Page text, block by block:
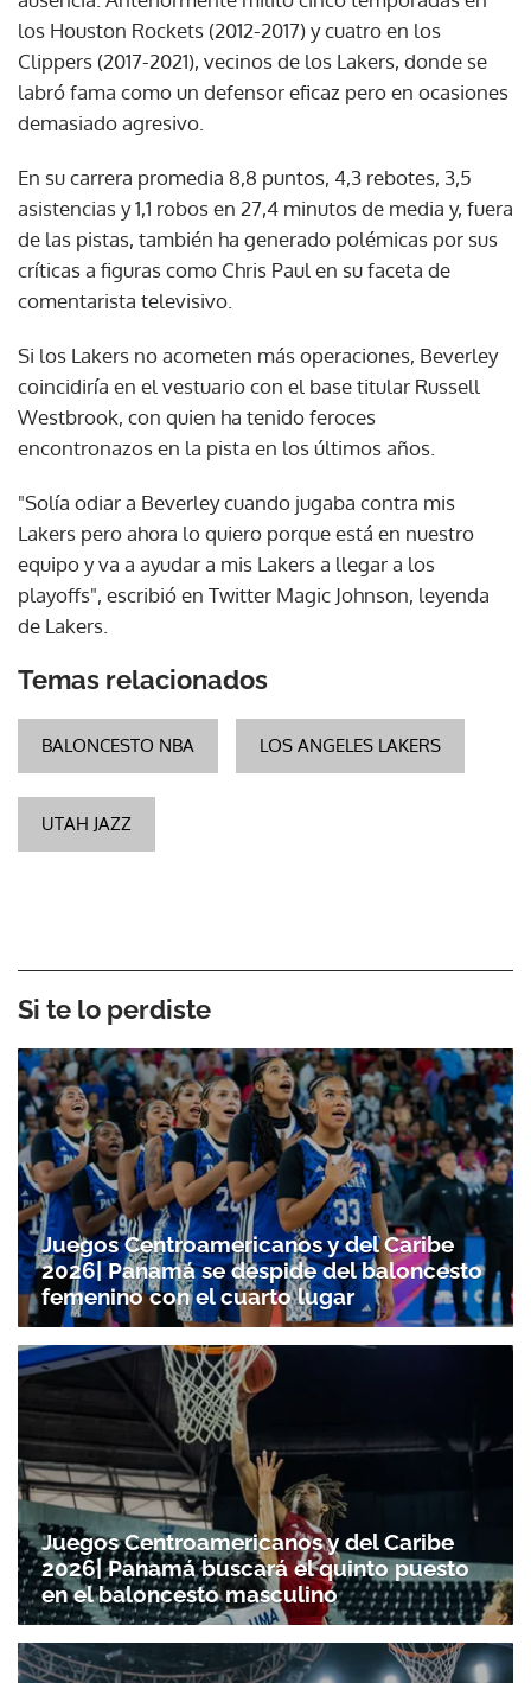
los Houston Rockets (2012-2017) y cuatro en los
Clippers (2017-2021), vecinos de los Lakers, donde se
labró fama como un defensor eficaz pero en ocasiones
demasiado agresivo.
En su carrera promedia 8,8 puntos, 4,3 rebotes, 3,5
asistencias y 1,1 robos en 27,4 minutos de media y, fuera
de las pistas, también ha generado polémicas por sus
críticas a figuras como Chris Paul en su faceta de
comentarista televisivo.
Si los Lakers no acometen más operaciones, Beverley
coincidiría en el vestuario con el base titular Russell
Westbrook, con quien ha tenido feroces
encontronazos en la pista en los últimos años.
"Solía odiar a Beverley cuando jugaba contra mis
Lakers pero ahora lo quiero porque está en nuestro
equipo y va a ayudar a mis Lakers a llegar a los
playoffs", escribió en Twitter Magic Johnson, leyenda
de Lakers.
Temas relacionados
BALONCESTO NBA LOS ANGELES LAKERS
UTAH JAZZ
Si te lo perdiste
Juegos Centroamericanos y del Caribe
2026| Panamá se despide del baloncesto
femenino con el cuarto lugar
Juegos Centroamericanos y del Caribe
2026| Panamá buscará el quinto puesto
en el baloncesto masculino